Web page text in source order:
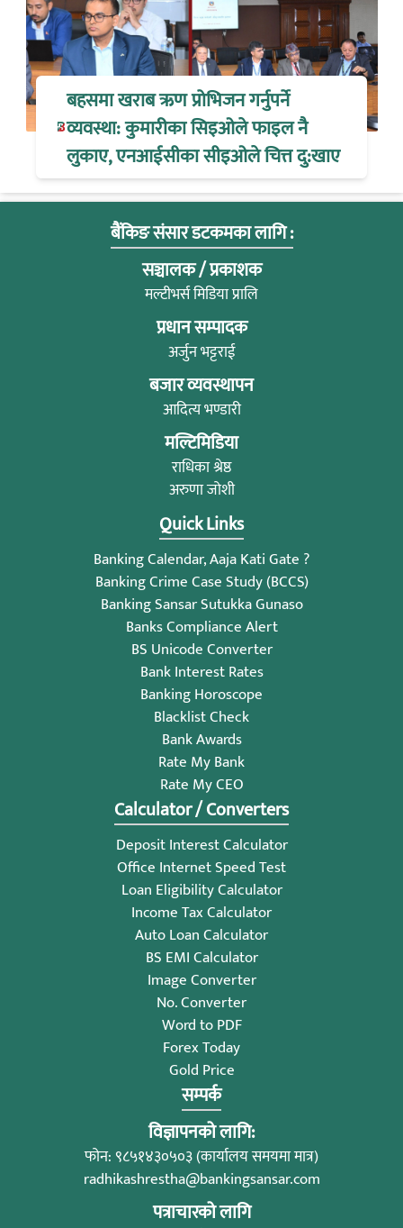
बहसमा खराब ऋण प्रोभिजन गर्नुपर्ने
व्यवस्था: कुमारीका सिइओले फाइल नै
लुकाए, एनआईसीका सीइओले चित्त दु:खाए
बैंकिङ संसार डटकमका लागि :
सञ्चालक / प्रकाशक
मल्टीभर्स मिडिया प्रालि
प्रधान सम्पादक
अर्जुन भट्टराई
बजार व्यवस्थापन
आदित्य भण्डारी
मल्टिमिडिया
राधिका श्रेष्ठ
अरुणा जोशी
Quick Links
Banking Calendar, Aaja Kati Gate ?
Banking Crime Case Study (BCCS)
Banking Sansar Sutukka Gunaso
Banks Compliance Alert
BS Unicode Converter
Bank Interest Rates
Banking Horoscope
Blacklist Check
Bank Awards
Rate My Bank
Rate My CEO
Calculator / Converters
Deposit Interest Calculator
Office Internet Speed Test
Loan Eligibility Calculator
Income Tax Calculator
Auto Loan Calculator
BS EMI Calculator
Image Converter
No. Converter
Word to PDF
Forex Today
Gold Price
सम्पर्क
विज्ञापनको लागि:
फोन: ९८५१४३०५०३ (कार्यालय समयमा मात्र)
radhikashrestha@bankingsansar.com
पत्राचारको लागि